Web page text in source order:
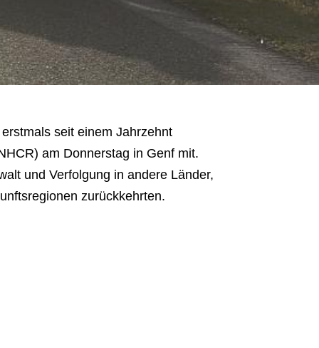
seit einem Jahrzehnt
am Donnerstag in Genf mit.
und Verfolgung in andere Länder,
zurückkehrten.